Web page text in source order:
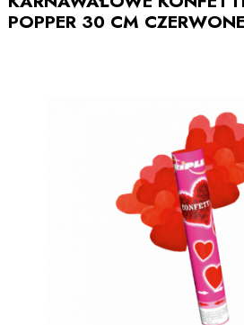
POPPER 30 CM